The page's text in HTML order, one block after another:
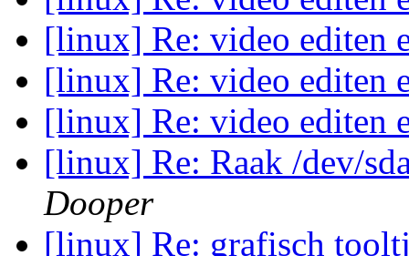
[linux] Re: video editen
[linux] Re: video editen
[linux] Re: video editen
[linux] Re: Raak /dev/
Dooper
[linux] Re: grafisch